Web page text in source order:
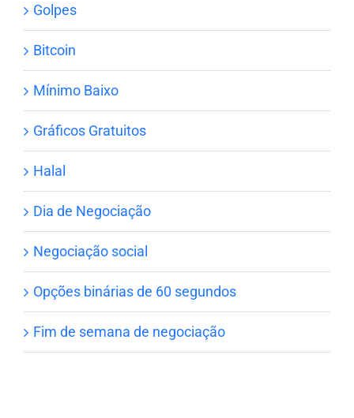
Golpes
Bitcoin
Mínimo Baixo
Gráficos Gratuitos
Halal
Dia de Negociação
Negociação social
Opções binárias de 60 segundos
Fim de semana de negociação